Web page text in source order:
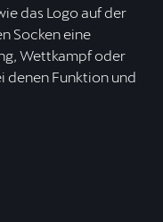
das Logo auf der
Socken eine
Wettkampf oder
denen Funktion und